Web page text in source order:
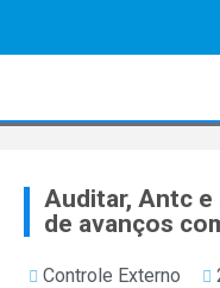
Auditar, Antc e
de avanços
Controle Externo